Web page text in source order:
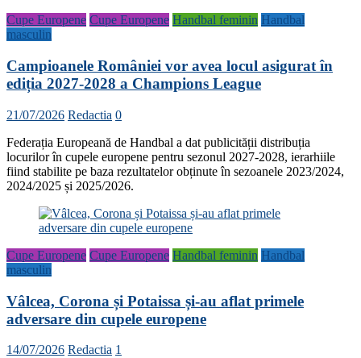
Cupe Europene Cupe Europene Handbal feminin Handbal
masculin
Campioanele României vor avea locul asigurat în
ediția 2027-2028 a Champions League
21/07/2026 Redactia 0
Federația Europeană de Handbal a dat publicității distribuția
locurilor în cupele europene pentru sezonul 2027-2028, ierarhiile
fiind stabilite pe baza rezultatelor obținute în sezoanele 2023/2024,
2024/2025 și 2025/2026.
Cupe Europene Cupe Europene Handbal feminin Handbal
masculin
Vâlcea, Corona și Potaissa și-au aflat primele
adversare din cupele europene
14/07/2026 Redactia 1